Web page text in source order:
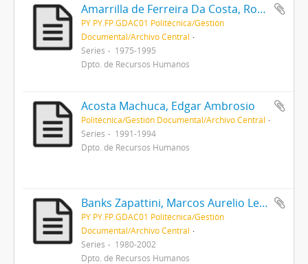
Amarrilla de Ferreira Da Costa, Rosa Isabel
PY PY.FP.GDAC01 Politécnica/Gestión
Documental/Archivo Central
Series
1975-1995
Dpto. de Recursos Humanos
Acosta Machuca, Edgar Ambrosio
Politécnica/Gestión Documental/Archivo Central
Series
1991-1994
Dpto. de Recursos Humanos
Banks Zapattini, Marcos Aurelio Leopoldo
PY PY.FP.GDAC01 Politécnica/Gestión
Documental/Archivo Central
Series
1980-2002
Dpto. de Recursos Humanos